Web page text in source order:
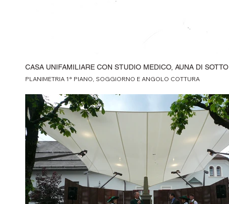
CASA UNIFAMILIARE CON STUDIO MEDICO, AUNA DI SOTTO
PLANIMETRIA 1° PIANO, SOGGIORNO E ANGOLO COTTURA